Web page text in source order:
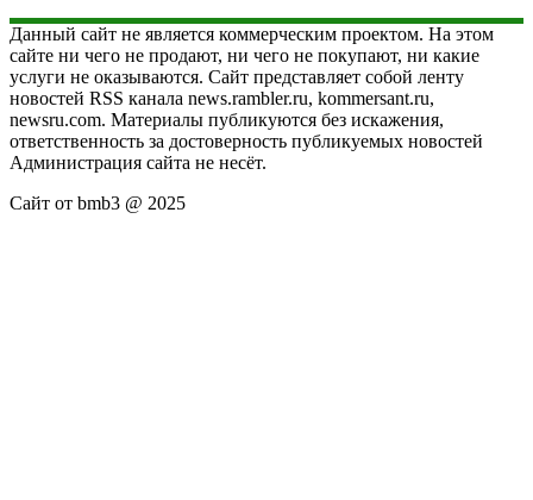
Данный сайт не является коммерческим проектом. На этом
сайте ни чего не продают, ни чего не покупают, ни какие
услуги не оказываются. Сайт представляет собой ленту
новостей RSS канала news.rambler.ru, kommersant.ru,
newsru.com. Материалы публикуются без искажения,
ответственность за достоверность публикуемых новостей
Администрация сайта не несёт.
Сайт от bmb3 @ 2025